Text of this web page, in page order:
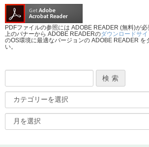
PDFファイルの参照には ADOBE READER (無料)が必
上のバナーから ADOBE READERのダウンロードサ
のOS環境に最適なバージョンの ADOBE READER を
い。